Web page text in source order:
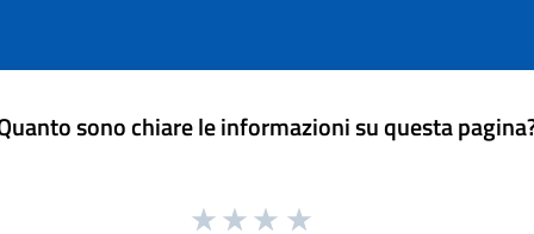
sono chiare le informazioni su questa